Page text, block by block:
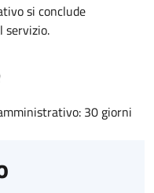
si conclude
servizio.
30 giorni